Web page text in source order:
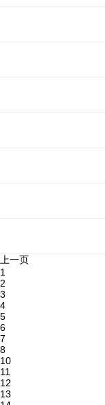
上一页
1
2
3
4
5
6
7
8
10
11
12
13